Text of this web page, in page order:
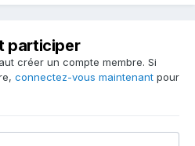
participer
créer un compte membre. Si
connectez-vous maintenant pour